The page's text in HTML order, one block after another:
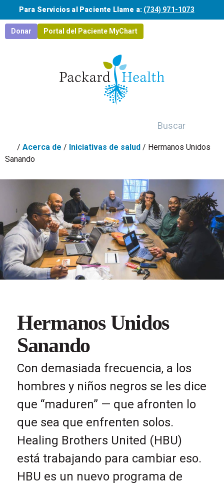
Saltar al contenido principal
Para Servicios al Paciente Llame a: (734) 971-1073
Donar Portal del Paciente MyChart
/ Acerca de / Iniciativas de salud / Hermanos Unidos
Sanando
Hermanos Unidos
Sanando
Con demasiada frecuencia, a los
hombres y niños negros se les dice
que “maduren” — que afronten lo
que sea que enfrenten solos.
Healing Brothers United (HBU)
está trabajando para cambiar eso.
HBU es un nuevo programa de